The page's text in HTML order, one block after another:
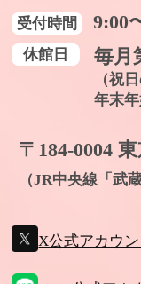
受付時間 9:00
休館日 毎月
（祝
年末
〒184-0004
（JR中央線「武
X公式アカウン